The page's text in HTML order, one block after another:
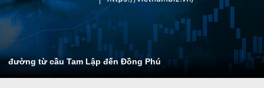
đường từ cầu Tam Lập đến Đồng Phú